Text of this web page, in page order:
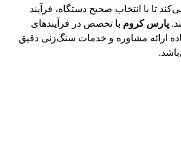
تا با انتخاب صحیح دستگاه، فرآیند
پارس کروم با تخصص در فرآیندهای
ارائه مشاوره و خدمات سنگ‌زنی دقیق